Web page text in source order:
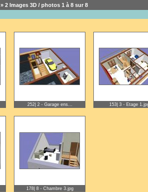
» 2 Images 3D / photos 1 à 8 sur 8
252| 2 - Garage ens... 153| 3 - Etage
178| 8 - Chambre 3.jpg